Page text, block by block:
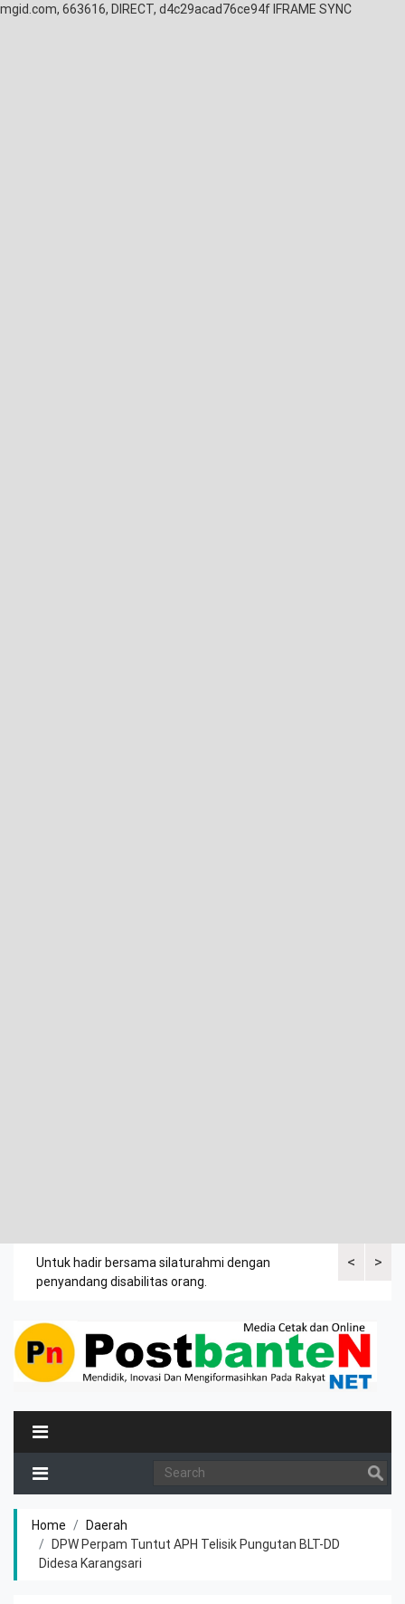
mgid.com, 663616, DIRECT, d4c29acad76ce94f IFRAME SYNC
<
Untuk hadir bersama silaturahmi dengan
penyandang disabilitas orang.
Bupati>
Home
Daerah
DPW Perpam Tuntut APH Telisik Pungutan BLT-DD
Didesa Karangsari